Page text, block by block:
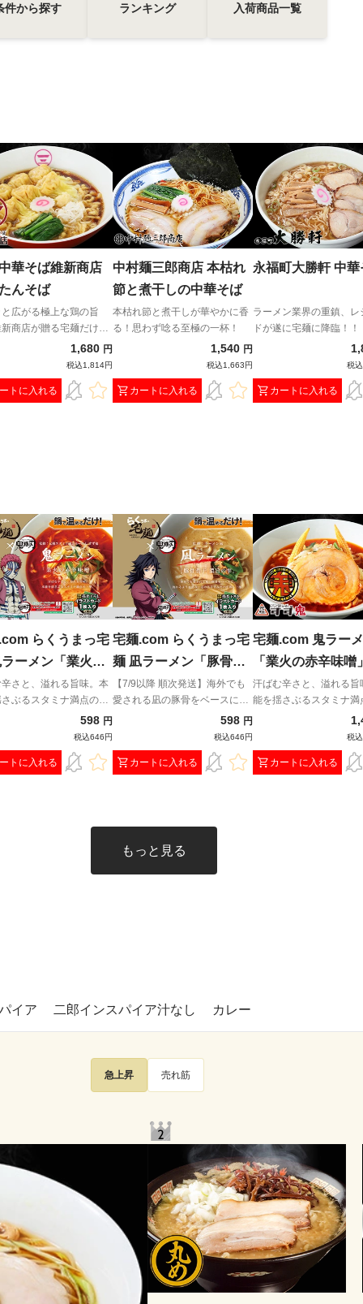
件から探す ランキング 入荷商品一覧
華そば維新商店
んそば
広がる極上な鶏の旨
商店が贈る宅麺だけの
たんそば！
1,680 円
税込1,814円
トに入れる
中村麺三郎商店 本枯れ
節と煮干しの中華そば
本枯れ節と煮干しが華やかに香
る！思わず唸る至極の一杯！
1,540 円
税込1,663円
カートに入れる
永福町大勝軒 中華
ラーメン業界の重鎮、レ
ドが遂に宅麺に降臨！！
税
カートに入れる
らくうまっ宅
ーメン「業火の
噌」
さと、溢れる旨味。本
ぶるスタミナ満点の一
598 円
税込646円
トに入れる
宅麺.com らくうまっ宅
麺 凪ラーメン「豚骨煮
干 濃旨（こくうま）の
雫」
【7/9以降 順次発送】海外でも
愛される凪の豚骨をベースに、
流れるように澄み、芯のある旨
598 円
税込646円
カートに入れる
宅麺.com 鬼ラー
「業火の赤辛味噌」
汗ばむ辛さと、溢れる旨
能を揺さぶるスタミナ満
撃。
税
カートに入れる
もっと見る
イア 二郎インスパイア汁なし カレー
急上昇 売れ筋